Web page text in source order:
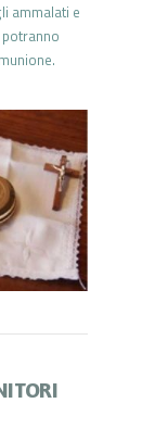
ammalati e